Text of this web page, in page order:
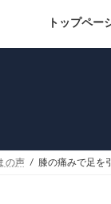
トップペー
の声 膝の痛みで足を